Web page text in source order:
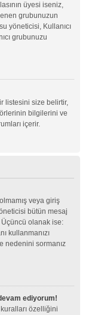
üyesi iseniz,
grubunuzun
yöneticisi, Kullanıcı
grubunuzu
listesini size belirtir,
bilgilerini ve
içerir.
veya giriş
bütün mesaj
olanak ise:
kullanmanızı
nedenini sormanız
ediyorum!
özelliğini